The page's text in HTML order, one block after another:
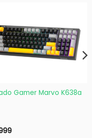
Gamer Marvo K638a